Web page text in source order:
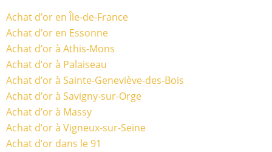
Achat d’or en Île-de-France
Achat d’or en Essonne
Achat d’or à Athis-Mons
Achat d’or à Palaiseau
Achat d’or à Sainte-Geneviève-des-Bois
Achat d’or à Savigny-sur-Orge
Achat d’or à Massy
Achat d’or à Vigneux-sur-Seine
Achat d’or dans le 91